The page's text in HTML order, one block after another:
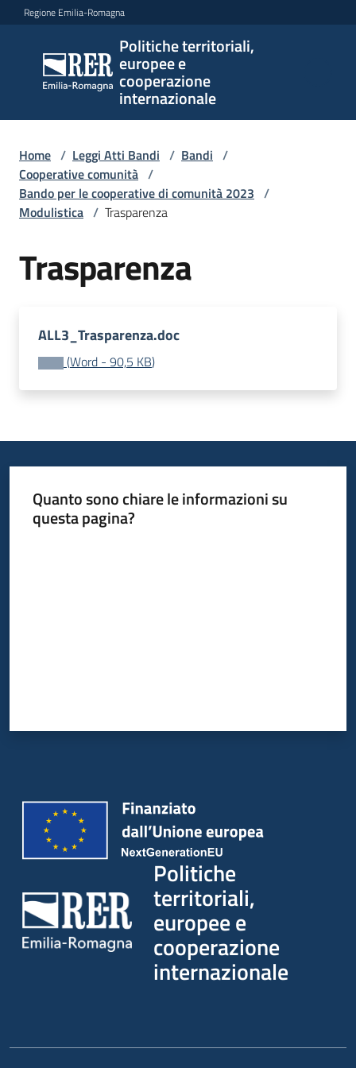
Vai al contenuto
Vai alla navigazione
Vai al footer
Regione Emilia-Romagna
Politiche territoriali,
europee e
cooperazione
internazionale
Politiche
territoriali,
europee e
cooperazione
Argomenti
Novità
Servizi
Leggi
Atti
Progetti
Home / Leggi Atti Bandi / Bandi /
Cooperative comunità /
Bando per le cooperative di comunità 2023 /
Modulistica / Trasparenza
Trasparenza
ALL3_Trasparenza.doc
(Word - 90,5 KB)
Quanto sono chiare le informazioni su
questa pagina?
Politiche
territoriali,
europee e
cooperazione
internazionale